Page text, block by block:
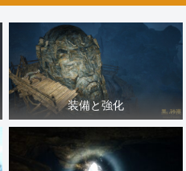
装備と強化